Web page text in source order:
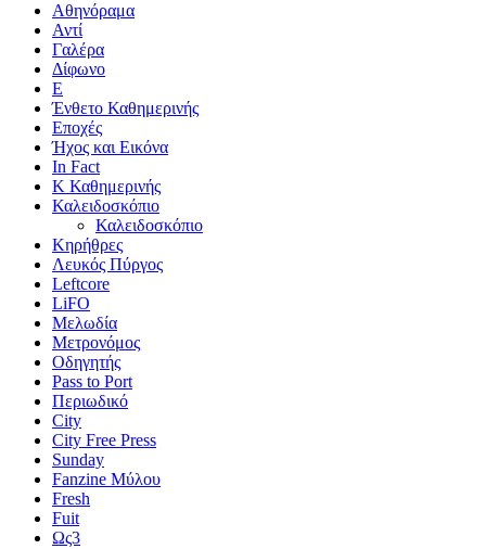
Αθηνόραμα
Αντί
Γαλέρα
Δίφωνο
Ε
Ένθετο Καθημερινής
Εποχές
Ήχος και Εικόνα
In Fact
Κ Καθημερινής
Καλειδοσκόπιο
Καλειδοσκόπιο
Κηρήθρες
Λευκός Πύργος
Leftcore
LiFO
Μελωδία
Μετρονόμος
Οδηγητής
Pass to Port
Περιωδικό
City
City Free Press
Sunday
Fanzine Μύλου
Fresh
Fuit
Ως3